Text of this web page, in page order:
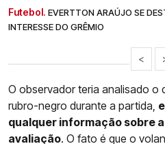
Futebol. EVERTTON ARAÚJO SE
INTERESSE DO GRÊMIO
<
O observador teria analisado o
rubro-negro durante a partida,
qualquer informação sobre
avaliação. O fato é que o